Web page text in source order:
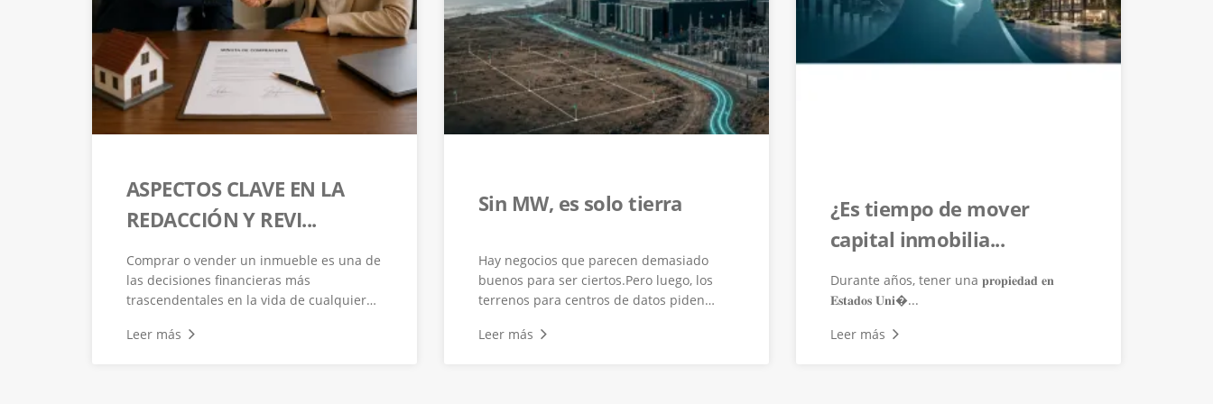
ASPECTOS CLAVE EN LA
REDACCIÓN Y REVI...
Comprar o vender un inmueble es una de
las decisiones financieras más
trascendentales en la vida de cualquier
Leer más
Sin MW, es solo tierra
Hay negocios que parecen demasiado
buenos para ser ciertos.Pero luego, los
terrenos para centros de datos piden
Leer más
¿Es tiempo de mover
capital inmobilia...
Durante años, tener una 𝐩𝐫𝐨𝐩𝐢𝐞𝐝𝐚𝐝 𝐞𝐧
𝐄𝐬𝐭𝐚𝐝𝐨𝐬 𝐔𝐧𝐢�...
Leer más